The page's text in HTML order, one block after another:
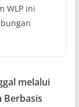
WLP ini
melalui